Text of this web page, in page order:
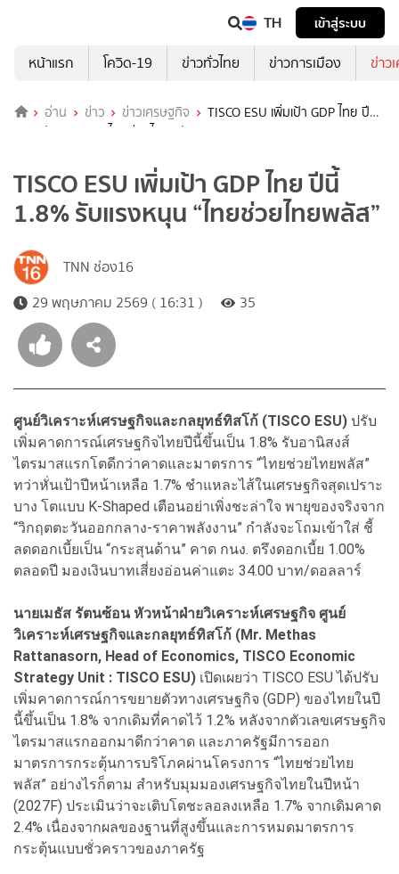
TH
เข้าสู่ระบบ
หน้าแรก
โควิด-19 ข่าวทั่วไทย ข่าวการเมือง ข่าว
อ่าน ข่าว ข่าวเศรษฐกิจ
TISCO ESU เพิ่มเป้า GDP ไทย ปีนี้
1.8% รับแรงหนุน “ไทยช่วยไทยพลัส”
TISCO ESU เพิ่มเป้า GDP ไทย ปีนี้
1.8% รับแรงหนุน “ไทยช่วยไทยพลัส”
TNN ช่อง16
29 พฤษภาคม 2569 ( 16:31 )
35
ศูนย์วิเคราะห์เศรษฐกิจและกลยุทธ์ทิสโก้ (TISCO ESU) ปรับ
เพิ่มคาดการณ์เศรษฐกิจไทยปีนี้ขึ้นเป็น 1.8% รับอานิสงส์
ไตรมาสแรกโตดีกว่าคาดและมาตรการ “ไทยช่วยไทยพลัส”
ทว่าหั่นเป้าปีหน้าเหลือ 1.7% ชำแหละไส้ในเศรษฐกิจสุดเปราะ
บาง โตแบบ K-Shaped เตือนอย่าเพิ่งชะล่าใจ พายุของจริงจาก
“วิกฤตตะวันออกกลาง-ราคาพลังงาน” กำลังจะโถมเข้าใส่ ชี้
ลดดอกเบี้ยเป็น “กระสุนด้าน” คาด กนง. ตรึงดอกเบี้ย 1.00%
ตลอดปี มองเงินบาทเสี่ยงอ่อนค่าแตะ 34.00 บาท/ดอลลาร์
นายเมธัส รัตนซ้อน หัวหน้าฝ่ายวิเคราะห์เศรษฐกิจ ศูนย์
วิเคราะห์เศรษฐกิจและกลยุทธ์ทิสโก้ (Mr. Methas
Rattanasorn, Head of Economics, TISCO Economic
Strategy Unit : TISCO ESU) เปิดเผยว่า TISCO ESU ได้ปรับ
เพิ่มคาดการณ์การขยายตัวทางเศรษฐกิจ (GDP) ของไทยในปี
นี้ขึ้นเป็น 1.8% จากเดิมที่คาดไว้ 1.2% หลังจากตัวเลขเศรษฐกิจ
ไตรมาสแรกออกมาดีกว่าคาด และภาครัฐมีการออก
มาตรการกระตุ้นการบริโภคผ่านโครงการ “ไทยช่วยไทย
พลัส” อย่างไรก็ตาม สำหรับมุมมองเศรษฐกิจไทยในปีหน้า
(2027F) ประเมินว่าจะเติบโตชะลอลงเหลือ 1.7% จากเดิมคาด
2.4% เนื่องจากผลของฐานที่สูงขึ้นและการหมดมาตรการ
กระตุ้นแบบชั่วคราวของภาครัฐ